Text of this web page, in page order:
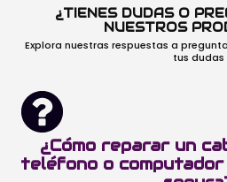
¿TIENES DUDAS O
NUESTROS
Explora nuestras respuestas a
tus dudas
¿Cómo reparar un
teléfono o